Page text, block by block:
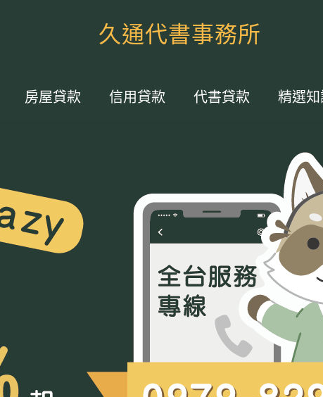
久通代書事務所
房屋貸款 信用貸款 代書貸款 精選知